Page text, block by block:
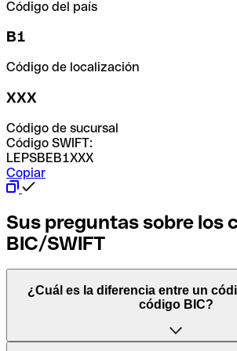
Código del país
B1
Código de localización
XXX
Código de sucursal
Código SWIFT:
LEPSBEB1XXX
Copiar
Sus preguntas sobre los
BIC/SWIFT
¿Cuál es la diferencia entre un
código BIC?